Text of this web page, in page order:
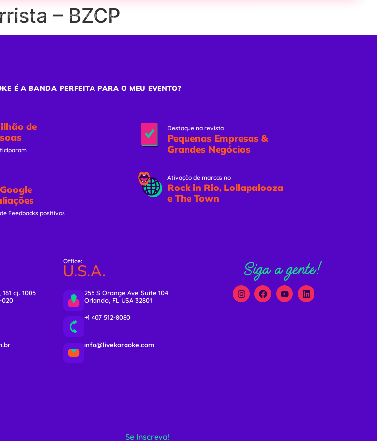
Team Building
– BZCP
É A BANDA PERFEITA PARA O MEU EVENTO?
de
de Feedbacks positivos
Destaque na revista
Pequenas Empresas &
Grandes Negócios
Ativação de marcas no
Rock in Rio, Lollapalooza
e The Town
cj. 1005
020
Office:
U.S.A.
255 S Orange Ave Suite 104
Orlando, FL USA 32801
+1 407 512-8080
info@livekaraoke.com
Siga a gente!
Se Inscreva!